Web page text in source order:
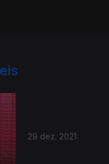
29 dez. 2021